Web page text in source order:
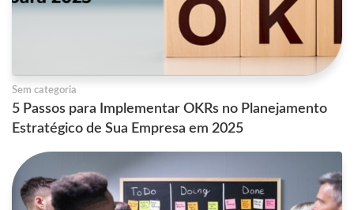
Sem categoria
5 Passos para Implementar OKRs no Planejamento
Estratégico de Sua Empresa em 2025